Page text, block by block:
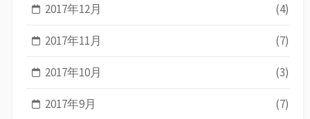
2017年12月 (4)
2017年11月 (7)
2017年10月 (3)
2017年9月 (7)